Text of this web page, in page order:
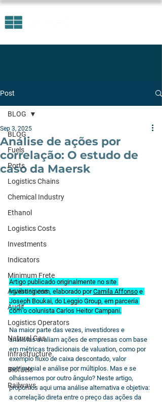
Post
BLOG
Fuels
Ports
Logistics Chains
Chemical Industry
Ethanol
Logistics Costs
Investments
Indicators
Minimum Frete
Agribusiness
Audit
Logistics Operators
Natural Gas
Infrastructure
Biofuels
Railways
BLOG
Análise de ações por
correlação: O estudo de
caso da Maersk
Sep 3, 2025
Artigo publicado originalmente no site
Investing.com, elaborado por Camila Affonso e
Joseph Boukai, do Leggio Group, em parceria
com o colunista Carlos Heitor Campani.
Na maior parte das vezes, investidores e
analistas avaliam ações de empresas com base
em métricas tradicionais de valuation, como por
exemplo fluxo de caixa descontado, valor
patrimonial e análise por múltiplos. Mas e se
olhássemos por outro ângulo? Neste artigo,
propomos aqui uma análise alternativa e objetiva:
a correlação direta entre o preço das ações da